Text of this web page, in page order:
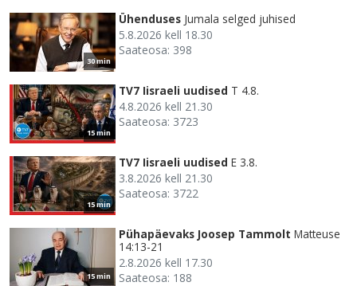
30 min
Ühenduses Jumala selged juhised
5.8.2026 kell 18.30
Saateosa: 398
15 min
TV7 Iisraeli uudised T 4.8.
4.8.2026 kell 21.30
Saateosa: 3723
15 min
TV7 Iisraeli uudised E 3.8.
3.8.2026 kell 21.30
Saateosa: 3722
15 min
Pühapäevaks Joosep Tammolt Matteuse
14:13-21
2.8.2026 kell 17.30
Saateosa: 188